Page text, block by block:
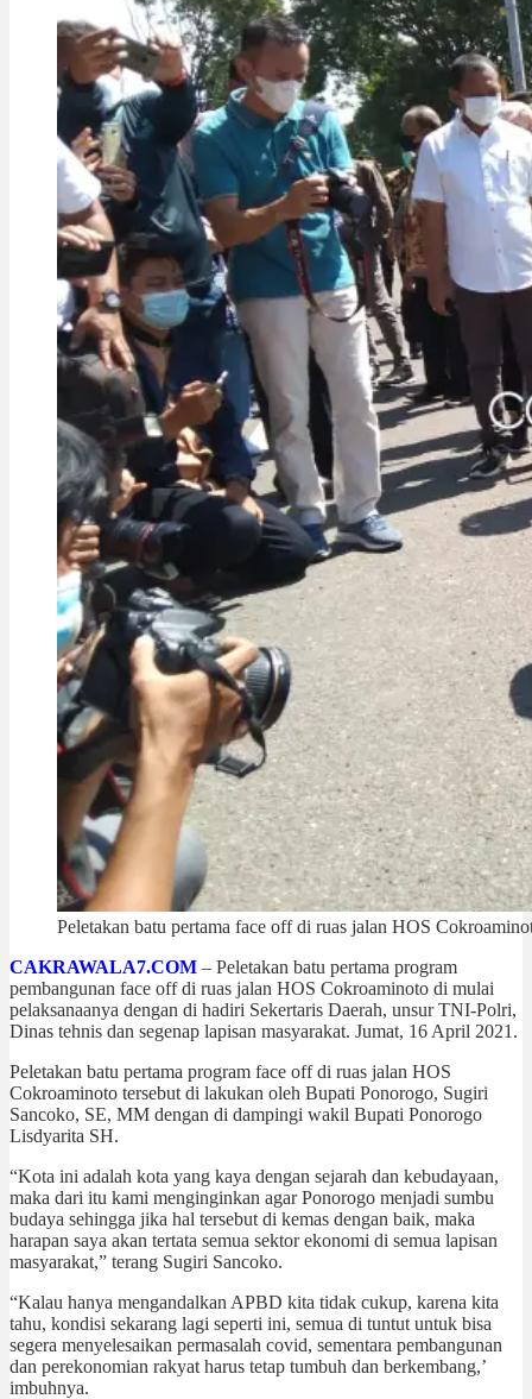
Peletakan batu pertama face off di ruas jalan HOS
CAKRAWALA7.COM – Peletakan batu pertama program
pembangunan face off di ruas jalan HOS Cokroaminoto di mulai
pelaksanaanya dengan di hadiri Sekertaris Daerah, unsur TNI-Polri,
Dinas tehnis dan segenap lapisan masyarakat. Jumat, 16 April 2021.
Peletakan batu pertama program face off di ruas jalan HOS
Cokroaminoto tersebut di lakukan oleh Bupati Ponorogo, Sugiri
Sancoko, SE, MM dengan di dampingi wakil Bupati Ponorogo
Lisdyarita SH.
“Kota ini adalah kota yang kaya dengan sejarah dan kebudayaan,
maka dari itu kami menginginkan agar Ponorogo menjadi sumbu
budaya sehingga jika hal tersebut di kemas dengan baik, maka
harapan saya akan tertata semua sektor ekonomi di semua lapisan
masyarakat,” terang Sugiri Sancoko.
“Kalau hanya mengandalkan APBD kita tidak cukup, karena kita
tahu, kondisi sekarang lagi seperti ini, semua di tuntut untuk bisa
segera menyelesaikan permasalah covid, sementara pembangunan
dan perekonomian rakyat harus tetap tumbuh dan berkembang,’
imbuhnya.